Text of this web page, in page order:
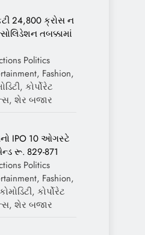
24,800 ક્રોસ ન
તબક્કામાં
Politics
Fashion,
કોર્પોરેટ
શેર બજાર
IPO 10 ઓગસ્ટે
રૂ. 829-871
Politics
Fashion,
કોર્પોરેટ
શેર બજાર